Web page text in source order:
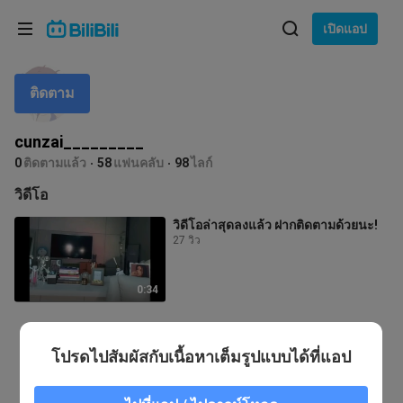
เปิดแอป
cunzai_________
0ติดตามแล้ว 58แฟนคลับ 98ไลก์
ติดตาม
วิดีโอ
0:34
วิดีโอล่าสุดลงแล้ว ฝากติดตามด้วยนะ!
27 วิว
ภาษา: ภาษาไทย
ข้าสู่
ะบบ
เลือกภาษา
English
ภาษาไทย
Tiếng Việt
Bahasa Melayu
โปรดไปสัมผัสกับเนื้อหาเต็มรูปแบบได้ที่แอป